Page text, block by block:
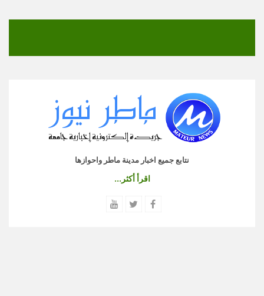
نتابع جميع اخبار مدينة ماطر واحوازها
اقرأ أكثر...